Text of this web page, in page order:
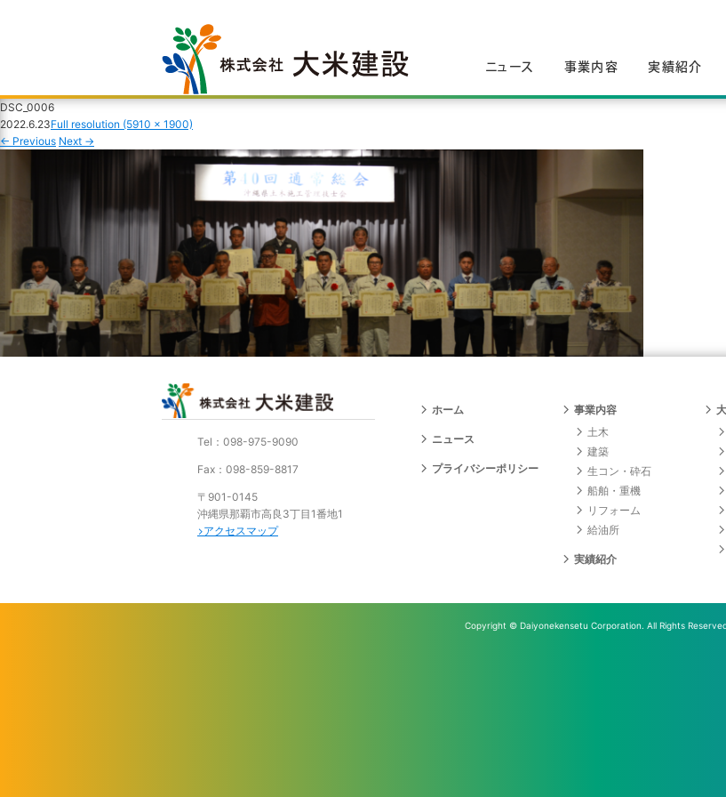
ニュース 事業内容 実績紹介
DSC_0006
2022.6.23Full resolution (5910 × 1900)
← Previous Next →
Tel：098-975-9090
Fax：098-859-8817
〒901-0145
沖縄県那覇市高良3丁目1番地1
アクセスマップ
ホーム
ニュース
プライバシーポリシー
事業内容
土木
建築
生コン・砕石
船舶・重機
リフォーム
給油所
実績紹介
Copyright © Daiyonekensetu Corporation. All Rights